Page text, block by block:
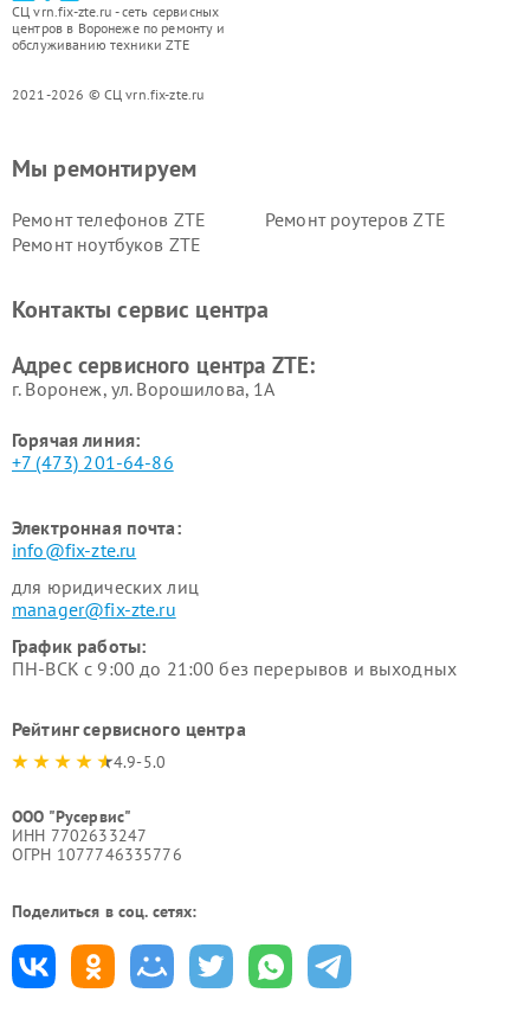
СЦ vrn.fix-zte.ru - сеть сервисных
центров в Воронеже по ремонту и
обслуживанию техники ZTE
2021-2026 © СЦ vrn.fix-zte.ru
Мы ремонтируем
Ремонт телефонов ZTE
Ремонт роутеров ZTE
Ремонт ноутбуков ZTE
Контакты сервис центра
Адрес сервисного центра ZTE:
г. Воронеж, ул. Ворошилова, 1А
Горячая линия:
+7 (473) 201-64-86
Электронная почта:
info@fix-zte.ru
для юридических лиц
manager@fix-zte.ru
График работы:
ПН-ВСК с 9:00 до 21:00 без перерывов и выходных
Рейтинг сервисного центра
4.9-5.0
ООО "Русервис"
ИНН 7702633247
ОГРН 1077746335776
Поделиться в соц. сетях: